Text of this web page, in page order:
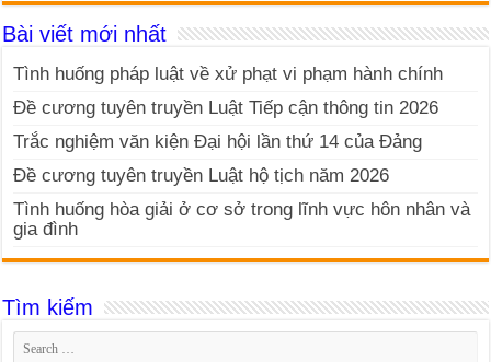
Bài viết mới nhất
Tình huống pháp luật về xử phạt vi phạm hành chính
Đề cương tuyên truyền Luật Tiếp cận thông tin 2026
Trắc nghiệm văn kiện Đại hội lần thứ 14 của Đảng
Đề cương tuyên truyền Luật hộ tịch năm 2026
Tình huống hòa giải ở cơ sở trong lĩnh vực hôn nhân và
gia đình
Tìm kiếm